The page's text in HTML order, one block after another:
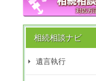
相続相談ナビ
遺言執行